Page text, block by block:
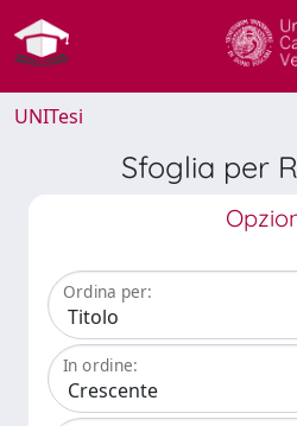
UNITesi
Sfoglia per
Ordina per:
In ordine: